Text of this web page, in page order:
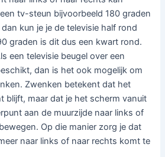
tv-steun bijvoorbeeld 180 graden
kun je je de televisie half rond
graden is dit dus een kwart rond.
een televisie beugel over een
dan is het ook mogelijk om
Zwenken betekent dat het
blijft, maar dat je het scherm vanuit
aan de muurzijde naar links of
Op die manier zorg je dat
naar links of naar rechts komt te